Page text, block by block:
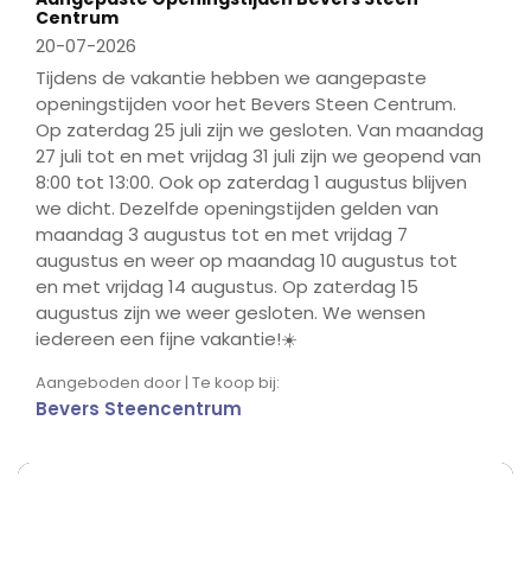
Centrum
20-07-2026
Tijdens de vakantie hebben we aangepaste
openingstijden voor het Bevers Steen Centrum.
Op zaterdag 25 juli zijn we gesloten. Van maandag
27 juli tot en met vrijdag 31 juli zijn we geopend van
8:00 tot 13:00. Ook op zaterdag 1 augustus blijven
we dicht. Dezelfde openingstijden gelden van
maandag 3 augustus tot en met vrijdag 7
augustus en weer op maandag 10 augustus tot
en met vrijdag 14 augustus. Op zaterdag 15
augustus zijn we weer gesloten. We wensen
iedereen een fijne vakantie!☀️
Aangeboden door | Te koop bij:
Bevers Steencentrum